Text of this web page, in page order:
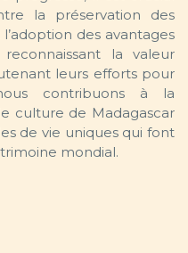
la préservation des
des avantages
la valeur
leurs efforts pour
contribuons à la
culture de Madagascar
de vie uniques qui font
mondial.